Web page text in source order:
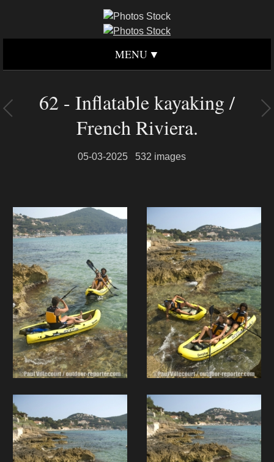
MENU
62 - Inflatable kayaking /
French Riviera.
05-03-2025 532 images